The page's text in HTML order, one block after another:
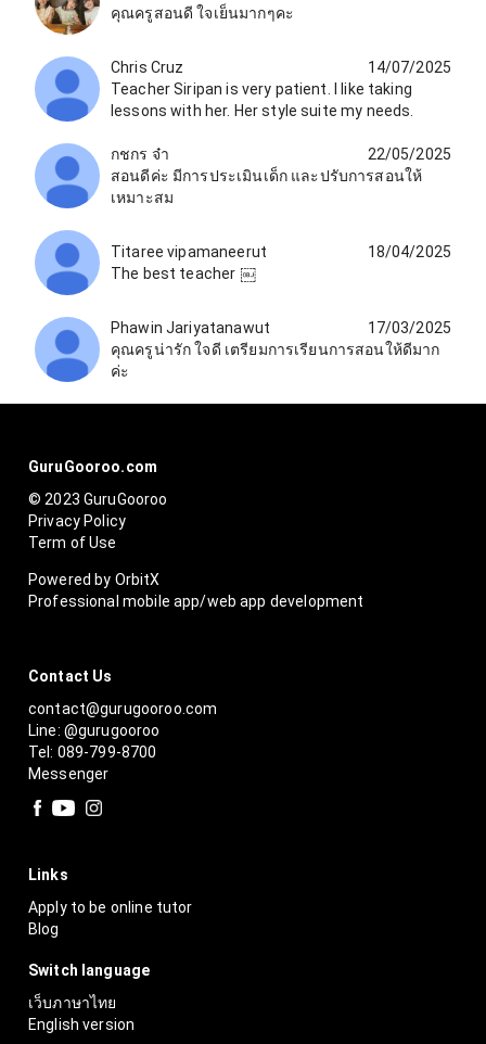
คุณครูสอนดี ใจเย็นมากๆคะ
Chris Cruz
14/07/2025
Teacher Siripan is very patient. I like taking
lessons with her. Her style suite my needs.
กชกร จ๋า
22/05/2025
สอนดีค่ะ มีการประเมินเด็ก และปรับการสอนให้
เหมาะสม
Titaree vipamaneerut
18/04/2025
The best teacher ￼
Phawin Jariyatanawut
17/03/2025
คุณครูน่ารัก ใจดี เตรียมการเรียนการสอนให้ดีมาก
ค่ะ
GuruGooroo.com
© 2023 GuruGooroo
Privacy Policy
Term of Use
Powered by OrbitX
Professional mobile app/web app development
Contact Us
contact@gurugooroo.com
Line: @gurugooroo
Tel: 089-799-8700
Messenger
Links
Apply to be online tutor
Blog
Switch language
เว็บภาษาไทย
English version